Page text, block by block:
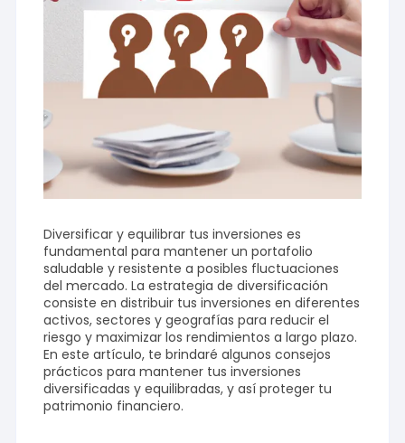
Diversificar y equilibrar tus inversiones es
fundamental para mantener un portafolio
saludable y resistente a posibles fluctuaciones
del mercado. La estrategia de diversificación
consiste en distribuir tus inversiones en diferentes
activos, sectores y geografías para reducir el
riesgo y maximizar los rendimientos a largo plazo.
En este artículo, te brindaré algunos consejos
prácticos para mantener tus inversiones
diversificadas y equilibradas, y así proteger tu
patrimonio financiero.